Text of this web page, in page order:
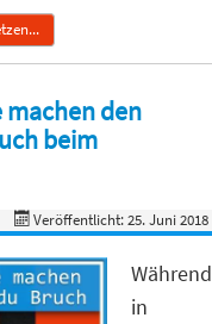
machen den
beim
Veröffentlicht: 25. Juni 2018
Während
in